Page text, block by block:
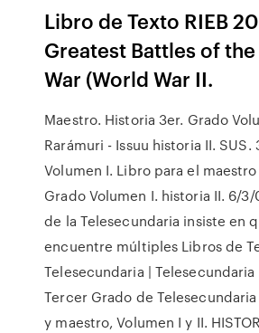
Libro de Texto RIEB
Greatest Battles of
War (World War II.
Maestro. Historia 3er. Grado
Rarámuri - Issuu historia II. SUS.
Volumen I. Libro para el maestro
Grado Volumen I. historia II. 6/3/
de la Telesecundaria insiste en
encuentre múltiples Libros de
Telesecundaria |
Tercer Grado de
y maestro, Volumen I y II.